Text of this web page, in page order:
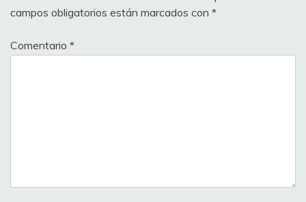
campos obligatorios están marcados con *
Comentario *